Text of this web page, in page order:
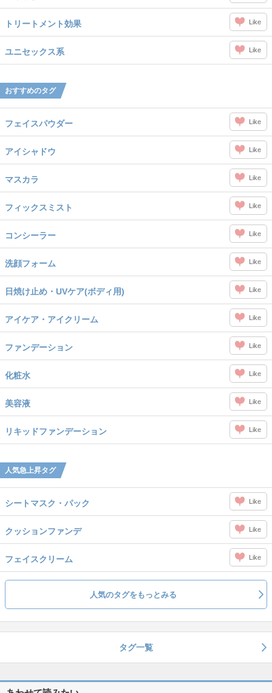
トリートメント効果 Like
ユニセックス系 Like
おすすめのタグ
フェイスパウダー Like
アイシャドウ Like
マスカラ Like
フィックスミスト Like
コンシーラー Like
洗顔フォーム Like
日焼け止め・UVケア(ボディ用) Like
アイケア・アイクリーム Like
ファンデーション Like
化粧水 Like
美容液 Like
リキッドファンデーション Like
人気急上昇タグ
シートマスク・パック Like
クッションファンデ Like
フェイスクリーム Like
人気のタグをもっとみる
タグ一覧